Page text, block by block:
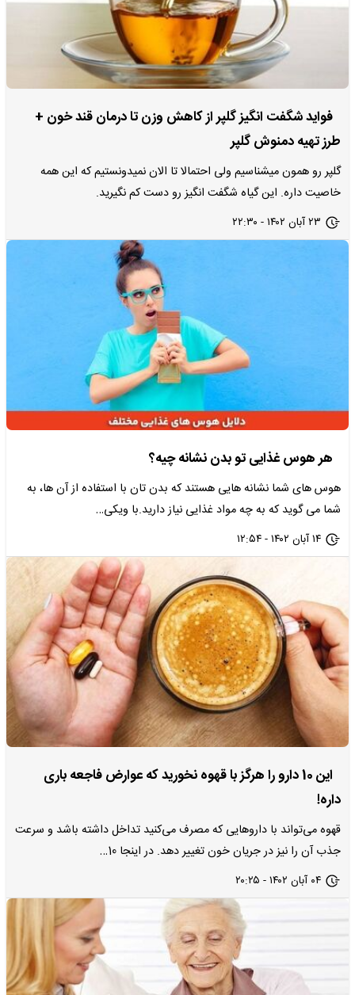
فواید شگفت انگیز گلپر از کاهش وزن تا درمان قند خون +
طرز تهیه دمنوش گلپر
گلپر رو همون میشناسیم ولی احتمالا تا الان نمیدونستیم که این همه
خاصیت داره. این گیاه شگفت انگیز رو دست کم نگیرید.
۲۳ آبان ۱۴۰۲ - ۲۲:۳۰
هر هوس غذایی تو بدن نشانه چیه؟
هوس های شما نشانه هایی هستند که بدن تان با استفاده از آن ها، به
شما می گوید که به چه مواد غذایی نیاز دارید.با ویکی…
۱۴ آبان ۱۴۰۲ - ۱۲:۵۴
این 10 دارو را هرگز با قهوه نخورید که عوارض فاجعه‌ باری
داره!
قهوه می‌تواند با دارو‌هایی که مصرف می‌کنید تداخل داشته باشد و سرعت
جذب آن را نیز در جریان خون تغییر دهد. در اینجا 10…
۰۴ آبان ۱۴۰۲ - ۲۰:۲۵